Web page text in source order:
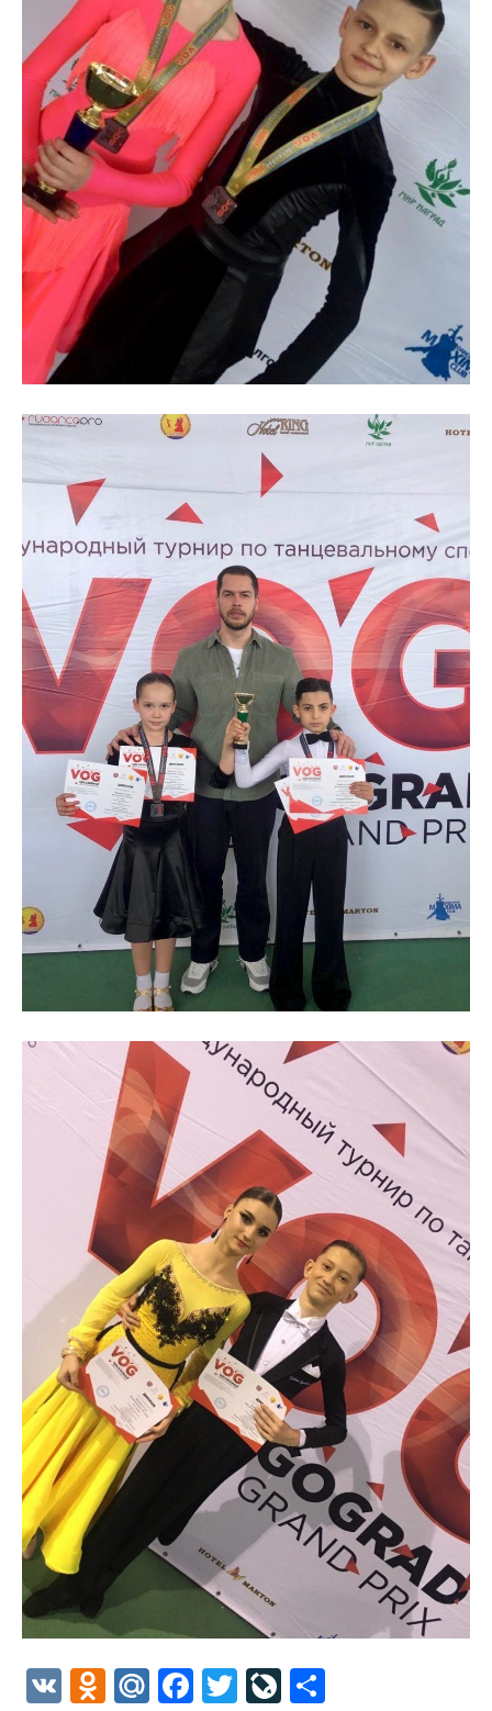
VK Odnoklassniki
Mail.Ru
Facebook
TwitterLiveJournal